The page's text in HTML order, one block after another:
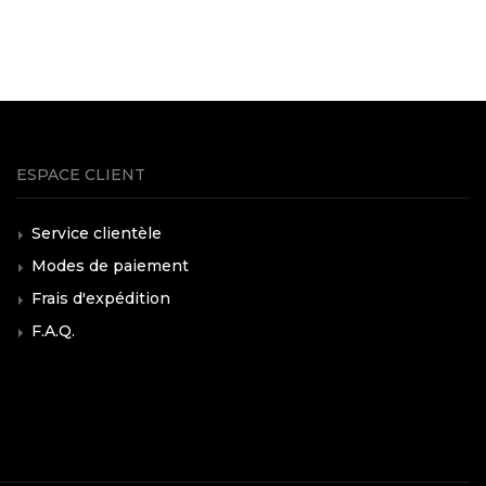
ESPACE CLIENT
Service clientèle
Modes de paiement
Frais d'expédition
F.A.Q.